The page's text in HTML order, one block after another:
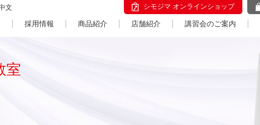
文 シモジマ オンラインショップ
採用情報 商品紹介 店舗紹介 講習会のご案内
室